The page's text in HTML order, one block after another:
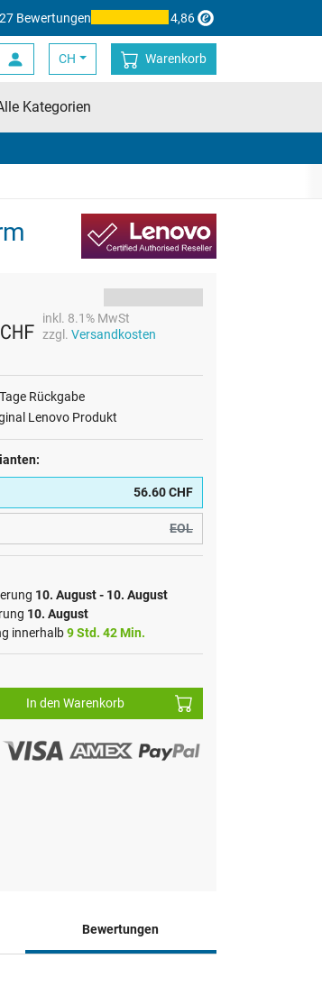
Bewertungen 4,86
CH Warenkorb
Kategorien
CHF
inkl. 8.1% MwSt
zzgl. Versandkosten
Rückgabe
Lenovo Produkt
56.60 CHF
EOL
10. August - 10. August
10. August
innerhalb9 Std. 42 Min.
In den Warenkorb
Bewertungen